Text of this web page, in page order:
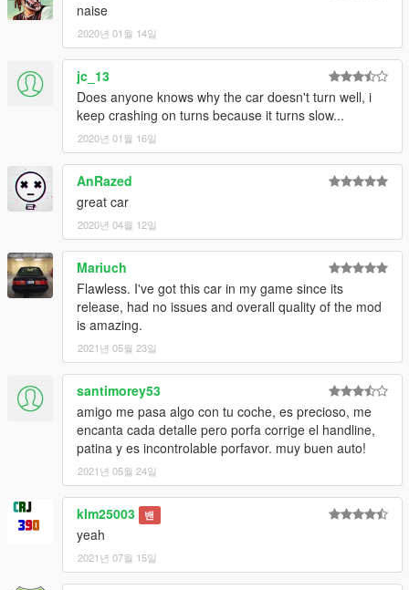
naise
2020년 01월 14일
jc_13
Does anyone knows why the car doesn't turn well, i
keep crashing on turns because it turns slow...
2020년 01월 16일
AnRazed
great car
2020년 04월 12일
Mariuch
Flawless. I've got this car in my game since its
release, had no issues and overall quality of the mod
is amazing.
2021년 05월 23일
santimorey53
amigo me pasa algo con tu coche, es precioso, me
encanta cada detalle pero porfa corrige el handline,
patina y es incontrolable porfavor. muy buen auto!
2021년 05월 24일
klm25003 밴
yeah
2021년 07월 15일